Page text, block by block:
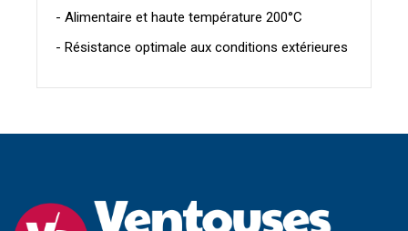
- Alimentaire et haute température 200°C
- Résistance optimale aux conditions extérieures